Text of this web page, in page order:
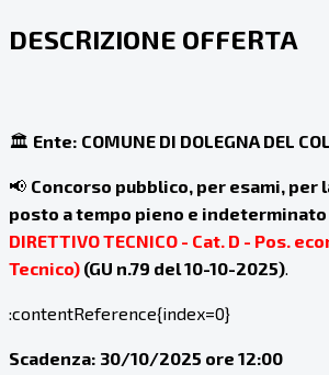
DESCRIZIONE OFFERTA
🏛️ Ente: COMUNE DI DOLEGNA DEL
📢 Concorso pubblico, per esami, per
posto a tempo pieno e indeterminato
DIRETTIVO TECNICO - Cat. D - Pos.
Tecnico) (GU n.79 del 10-10-2025).
:contentReference{index=0}
Scadenza: 30/10/2025 ore 12:00